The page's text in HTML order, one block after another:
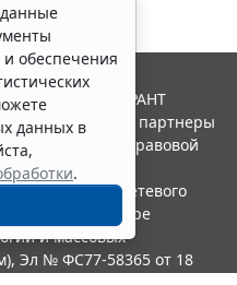
обеспечения
данных в
.
Система ГАРАНТ
"Гарант" и ее партнеры
ассоциации правовой
в качестве сетевого
надзору в сфере
и массовых
Эл № ФС77-58365 от 18